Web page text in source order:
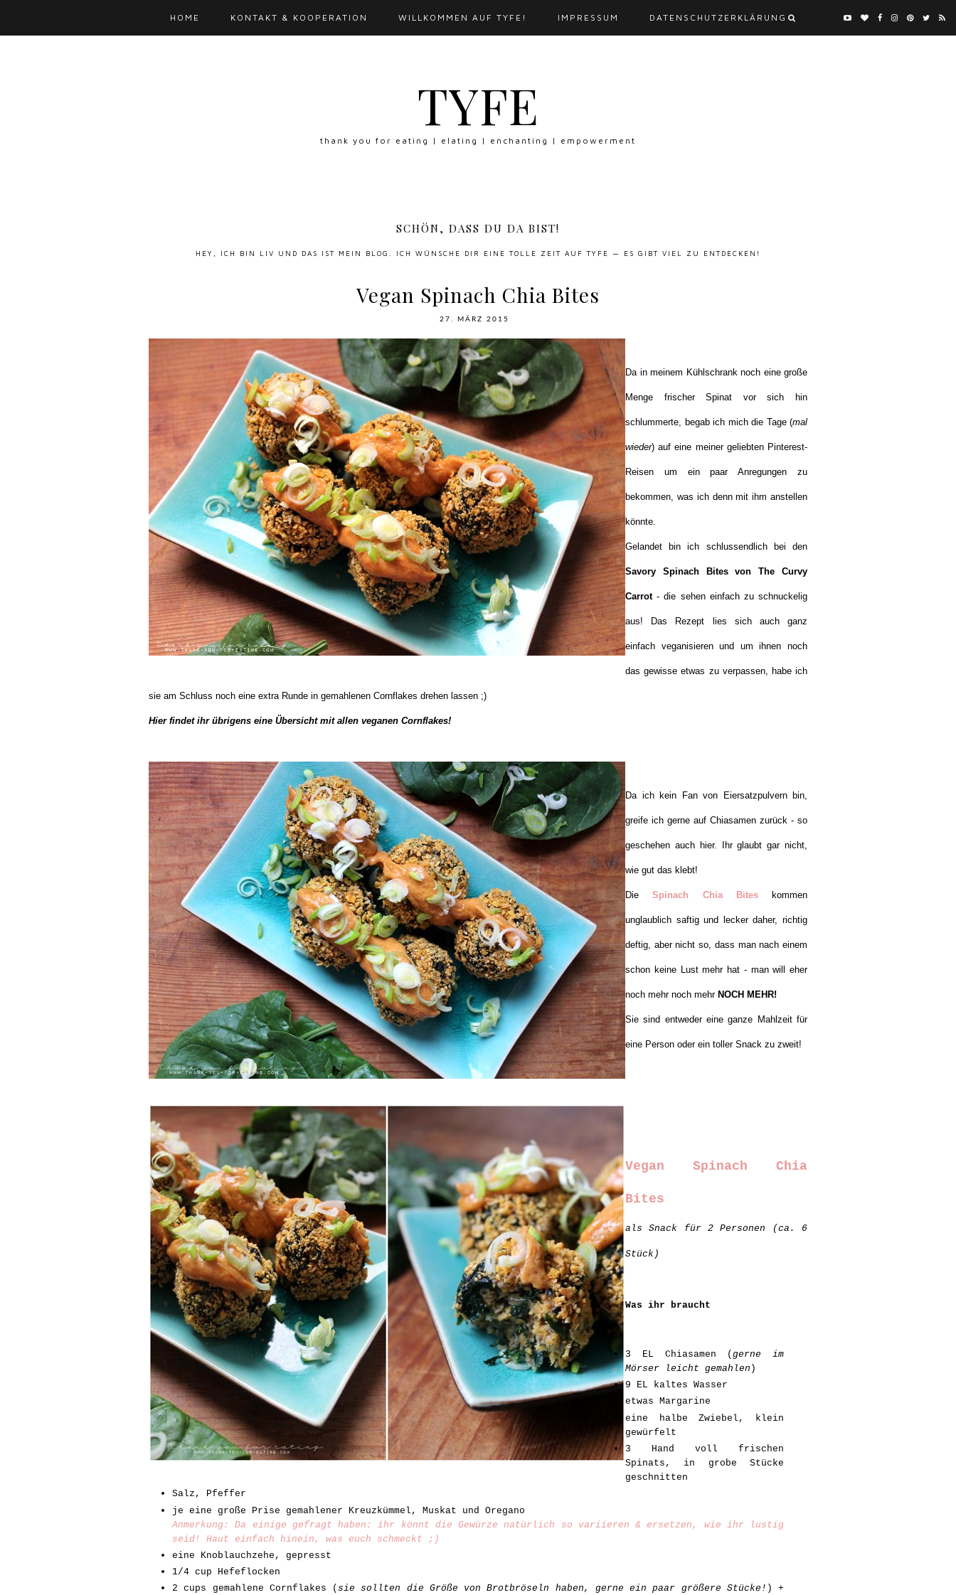
TYFE
thank you for eating | elating | enchanting | empowerment
HOME KONTAKT & KOOPERATION WILLKOMMEN AUF TYFE! IMPRESSUM DATENSCHUTZERKLÄRUNG
SCHÖN, DASS DU DA BIST!
HEY, ICH BIN LIV UND DAS IST MEIN BLOG. ICH WÜNSCHE DIR EINE TOLLE ZEIT AUF TYFE — ES GIBT VIEL ZU ENTDECKEN!
Vegan Spinach Chia Bites
27. MÄRZ 2015
Da in meinem Kühlschrank noch eine große
Menge frischer Spinat vor sich hin
schlummerte, begab ich mich die Tage (mal
wieder) auf eine meiner geliebten Pinterest-
Reisen um ein paar Anregungen zu
bekommen, was ich denn mit ihm anstellen
könnte.
Gelandet bin ich schlussendlich bei den
Savory Spinach Bites von The Curvy
Carrot- die sehen einfach zu schnuckelig
aus! Das Rezept lies sich auch ganz
einfach veganisieren und um ihnen noch
das gewisse etwas zu verpassen, habe ich
sie am Schluss noch eine extra Runde in gemahlenen Cornflakes drehen lassen ;)
Hier findet ihr übrigens eine Übersicht mit allen veganen Cornflakes!
Da ich kein Fan von Eiersatzpulvern bin,
greife ich gerne auf Chiasamen zurück - so
geschehen auch hier. Ihr glaubt gar nicht,
wie gut das klebt!
DieSpinach Chia Bites kommen
unglaublich saftig und lecker daher, richtig
deftig, aber nicht so, dass man nach einem
schon keine Lust mehr hat - man will eher
noch mehr noch mehr NOCH MEHR!
Sie sind entweder eine ganze Mahlzeit für
eine Person oder ein toller Snack zu zweit!
Vegan Spinach Chia
Bites
als Snack für 2 Personen (ca. 6
Stück)
Was ihr braucht
3 EL Chiasamen (gerne im
Mörser leicht gemahlen )
9 EL kaltes Wasser
etwas Margarine
eine halbe Zwiebel, klein
gewürfelt
3 Hand voll frischen
Spinats, in grobe Stücke
geschnitten
Salz, Pfeffer
je eine große Prise gemahlener Kreuzkümmel, Muskat und Oregano
Anmerkung: Da einige gefragt haben: ihr könnt die Gewürze natürlich so variieren & ersetzen, wie ihr lustig
seid! Haut einfach hinein, was euch schmeckt ;)
eine Knoblauchzehe, gepresst
1/4 cup Hefeflocken
2 cups gemahlene Cornflakes ( sie sollten die Größe von Brotbröseln haben, gerne ein paar größere Stücke! ) +